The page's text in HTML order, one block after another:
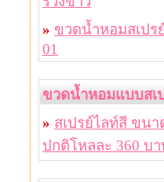
» ขวดน้ำหอมสเป
01
ขวดน้ำหอมแบบสเ
» สเปรย์ไลท์สี ขน
ปกติโหลละ 360 บ